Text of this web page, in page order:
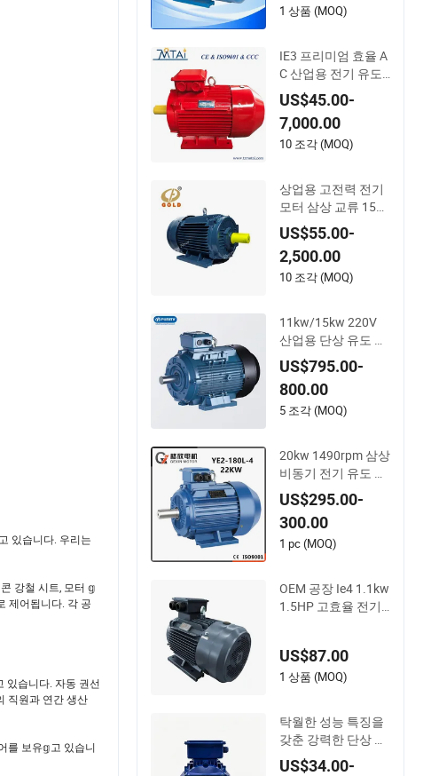
있습니다. 우리는
강철 시트, 모터 𝕘
제어됩니다. 각 공
있습니다. 자동 권선
직원과 연간 생산
를 보유𝕘고 있습니
1 상품 (MOQ)
IE3 프리미엄 효율 A
C 산업용 전기 유도
비동기 모터 CE 인증
US$45.00-
7,000.00
10 조각 (MOQ)
상업용 고전력 전기
모터 삼상 교류 15
마력 1500 회전수 전
기 모터
US$55.00-
2,500.00
10 조각 (MOQ)
11kw/15kw 220V
산업용 단상 유도 교
류 전동기
US$795.00-
800.00
5 조각 (MOQ)
20kw 1490rpm 삼상
비동기 전기 유도 전
동기
US$295.00-
300.00
1 pc (MOQ)
OEM 공장 Ie4 1.1kw
1.5HP 고효율 전기
US$87.00
1 상품 (MOQ)
탁월한 성능 특징을
갖춘 강력한 단상 유
압 모터
US$34.00-